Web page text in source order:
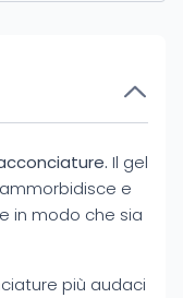
Il gel
ammorbidisce e
in modo che sia
più audaci